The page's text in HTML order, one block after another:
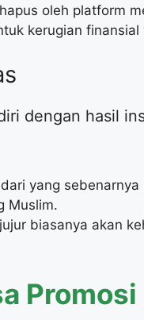
oleh platform
kerugian finansial
dengan hasil
yang sebenarnya
Muslim.
biasanya akan